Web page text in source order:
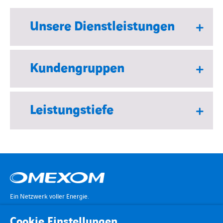
Unsere Dienstleistungen
Kundengruppen
Leistungstiefe
Ein Netzwerk voller Energie.